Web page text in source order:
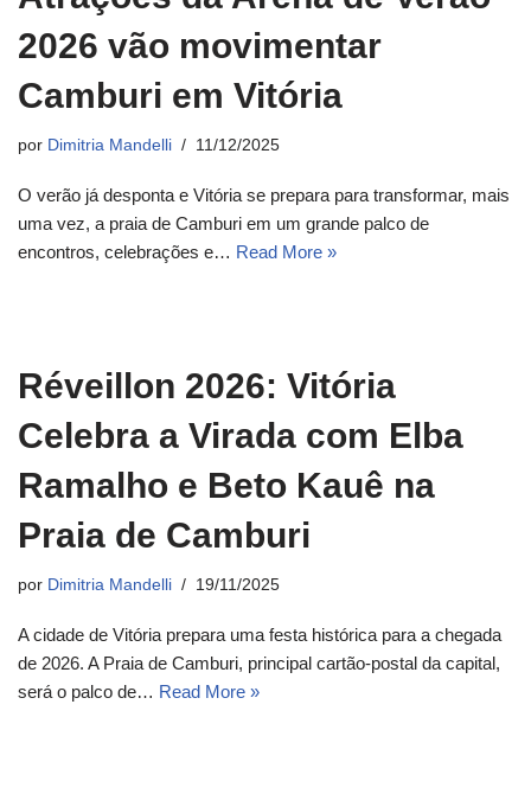
2026 vão movimentar
Camburi em Vitória
por Dimitria Mandelli 11/12/2025
O verão já desponta e Vitória se prepara para transformar, mais
uma vez, a praia de Camburi em um grande palco de
encontros, celebrações e… Read More »
Réveillon 2026: Vitória
Celebra a Virada com Elba
Ramalho e Beto Kauê na
Praia de Camburi
por Dimitria Mandelli 19/11/2025
A cidade de Vitória prepara uma festa histórica para a chegada
de 2026. A Praia de Camburi, principal cartão-postal da capital,
será o palco de… Read More »